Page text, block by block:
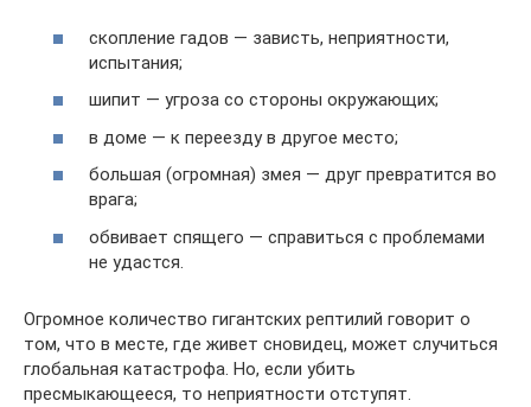
скопление гадов — зависть, неприятности,
испытания;
шипит — угроза со стороны окружающих;
в доме — к переезду в другое место;
большая (огромная) змея — друг превратится во
врага;
обвивает спящего — справиться с проблемами
не удастся.
Огромное количество гигантских рептилий говорит о
том, что в месте, где живет сновидец, может случиться
глобальная катастрофа. Но, если убить
пресмыкающееся, то неприятности отступят.